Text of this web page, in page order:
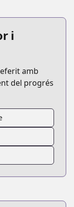
i
amb
del progrés